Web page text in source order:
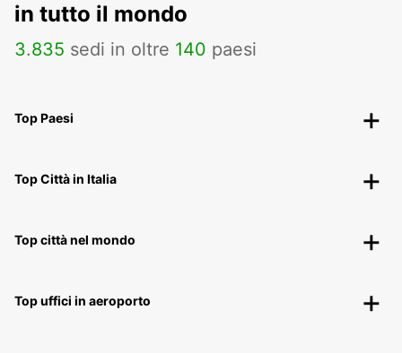
in tutto il mondo
3.835 sedi in oltre 140 paesi
Top Paesi
Top Città in Italia
Top città nel mondo
Top uffici in aeroporto